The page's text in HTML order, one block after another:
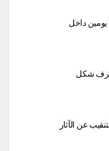
داخل
اعرف شكل
عن الآثار